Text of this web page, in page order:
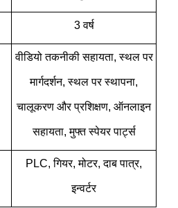
3 वर्ष
वीडियो तकनीकी सहायता, स्थल पर
मार्गदर्शन, स्थल पर स्थापना,
चालूकरण और प्रशिक्षण, ऑनलाइन
सहायता, मुफ्त स्पेयर पार्ट्स
PLC, गियर, मोटर, दाब पात्र,
इन्वर्टर